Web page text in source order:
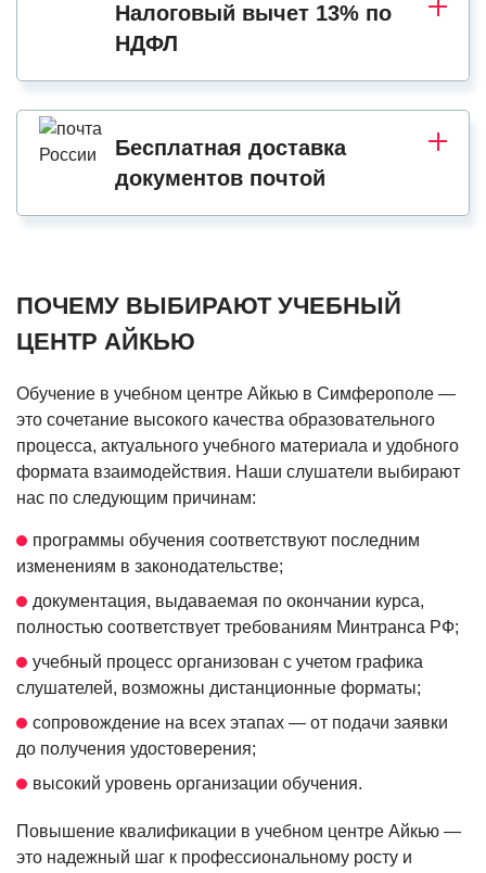
Налоговый вычет 13% по
НДФЛ
Бесплатная доставка
документов почтой
ПОЧЕМУ ВЫБИРАЮТ УЧЕБНЫЙ
ЦЕНТР АЙКЬЮ
Обучение в учебном центре Айкью в Симферополе —
это сочетание высокого качества образовательного
процесса, актуального учебного материала и удобного
формата взаимодействия. Наши слушатели выбирают
нас по следующим причинам:
программы обучения соответствуют последним
изменениям в законодательстве;
документация, выдаваемая по окончании курса,
полностью соответствует требованиям Минтранса РФ;
учебный процесс организован с учетом графика
слушателей, возможны дистанционные форматы;
сопровождение на всех этапах — от подачи заявки
до получения удостоверения;
высокий уровень организации обучения.
Повышение квалификации в учебном центре Айкью —
это надежный шаг к профессиональному росту и